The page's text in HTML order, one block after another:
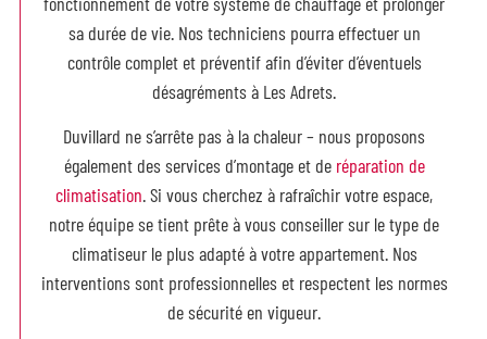
sa durée de vie. Nos techniciens pourra effectuer un
contrôle complet et préventif afin d’éviter d’éventuels
désagréments à Les Adrets.
Duvillard ne s’arrête pas à la chaleur – nous proposons
également des services d’montage et de réparation de
climatisation. Si vous cherchez à rafraîchir votre espace,
notre équipe se tient prête à vous conseiller sur le type de
climatiseur le plus adapté à votre appartement. Nos
interventions sont professionnelles et respectent les normes
de sécurité en vigueur.